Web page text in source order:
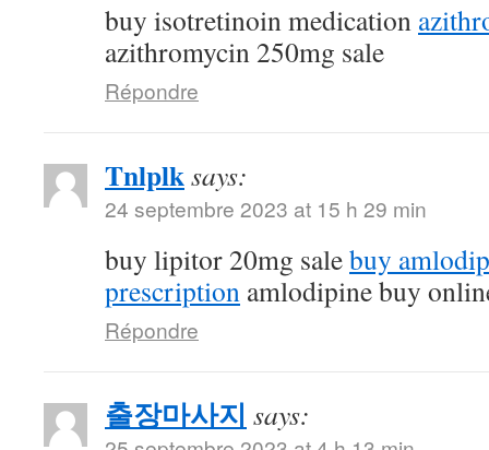
buy isotretinoin medication
azithromycin 250mg sale
Répondre
Tnlplksays:
24 septembre 2023 at 15 h 29 min
buy lipitor 20mg salebuy
prescription amlodipine buy
Répondre
출장마사지 says: